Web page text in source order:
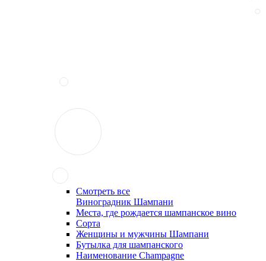
Смотреть все
Виноградник Шампани
Места, где рождается шампанское вино
Сорта
Женщины и мужчины Шампани
Бутылка для шампанского
Наименование Champagne